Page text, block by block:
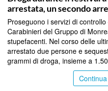
arrestata, un secondo
Proseguono i servizi di
Carabinieri del Gruppo di
stupefacenti. Nel corso delle
arrestato due persone e
grammi di droga, insieme a